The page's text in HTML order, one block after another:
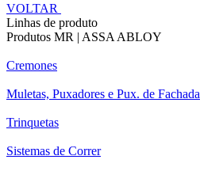
VOLTAR
Linhas de produto
Produtos MR | ASSA ABLOY
Cremones
Muletas, Puxadores e Pux. de Fachada
Trinquetas
Sistemas de Correr